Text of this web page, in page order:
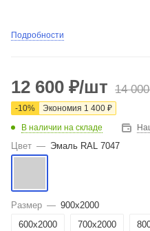
Подробности
12 600 ₽/шт 14 000
-10% Экономия 1 400 ₽
В наличии на складе
Цвет — Эмаль RAL 7047
Размер — 900x2000
600x2000
700x2000